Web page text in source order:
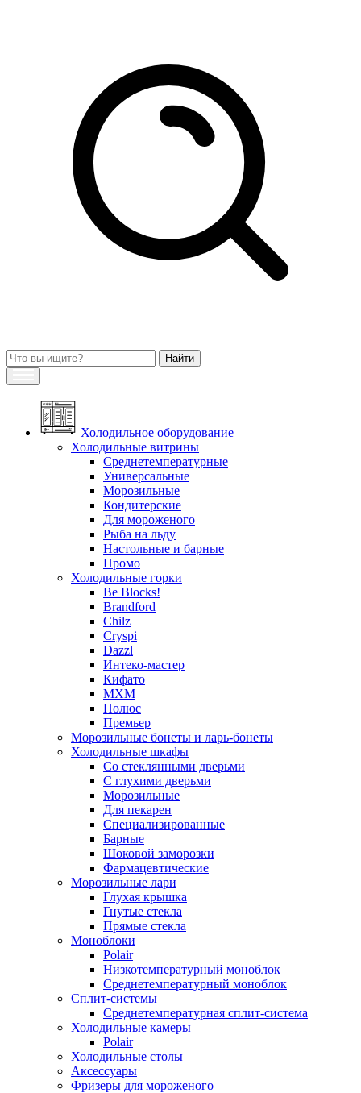
Холодильное оборудование
Холодильные витрины
Среднетемпературные
Универсальные
Морозильные
Кондитерские
Для мороженого
Рыба на льду
Настольные и барные
Промо
Холодильные горки
Be Blocks!
Brandford
Chilz
Cryspi
Dazzl
Интеко-мастер
Кифато
МХМ
Полюс
Премьер
Морозильные бонеты и ларь-бонеты
Холодильные шкафы
Со стеклянными дверьми
С глухими дверьми
Морозильные
Для пекарен
Специализированные
Барные
Шоковой заморозки
Фармацевтические
Морозильные лари
Глухая крышка
Гнутые стекла
Прямые стекла
Моноблоки
Polair
Низкотемпературный моноблок
Среднетемпературный моноблок
Сплит-системы
Среднетемпературная сплит-система
Холодильные камеры
Polair
Холодильные столы
Аксессуары
Фризеры для мороженого